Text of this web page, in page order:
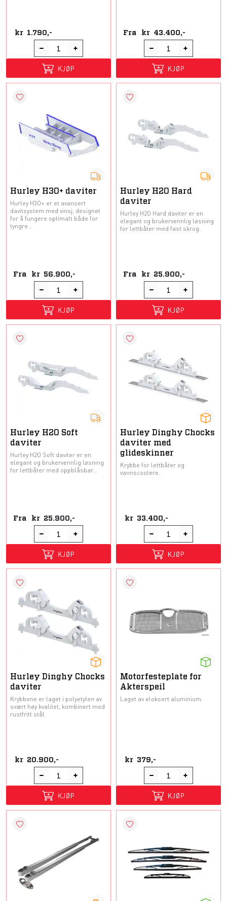
kr 1.790,-
KJØP
Fra kr 43.400,-
KJØP
Hurley H3O+ daviter
Hurley H3O+ er et avansert
davitsystem med vinsj, designet
for å fungere optimalt både for
tyngre...
Fra kr 56.900,-
KJØP
Hurley H2O Hard
daviter
Hurley H2O Hard daviter er en
elegant og brukervennlig løsning
for lettbåter med fast skrog.
Fra kr 25.900,-
KJØP
Hurley H2O Soft
daviter
Hurley H2O Soft daviter er en
elegant og brukervennlig løsning
for lettbåter med oppblåsbar...
Fra kr 25.900,-
KJØP
Hurley Dinghy Chocks
daviter med
glideskinner
Krybbe for lettbåter og
vannscootere.
kr 33.400,-
KJØP
Hurley Dinghy Chocks
daviter
Krybbene er laget i polyetylen av
svært høy kvalitet, kombinert med
rustfritt stål.
kr 20.900,-
KJØP
Motorfesteplate for
Akterspeil
Laget av eloksert aluminium.
kr 379,-
KJØP